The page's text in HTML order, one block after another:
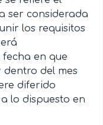
ser considerada
los requisitos
en que
del mes
diferido
lo dispuesto en